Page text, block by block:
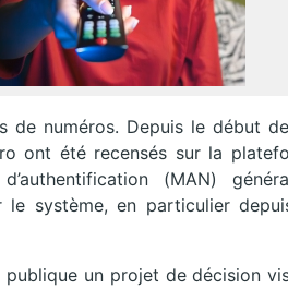
numéros. Depuis le début de
ont été recensés sur la
(MAN)
système, en particulier
un projet de décision